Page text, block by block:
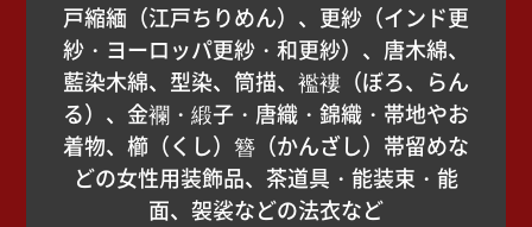
戸縮緬（江戸ちりめん）、更紗（インド更
紗・ヨーロッパ更紗・和更紗）、唐木綿、
藍染木綿、型染、筒描、襤褸（ぼろ、らん
る）、金襴・緞子・唐織・錦織・帯地やお
着物、櫛（くし）簪（かんざし）帯留めな
どの女性用装飾品、茶道具・能装束・能
面、袈裟などの法衣など